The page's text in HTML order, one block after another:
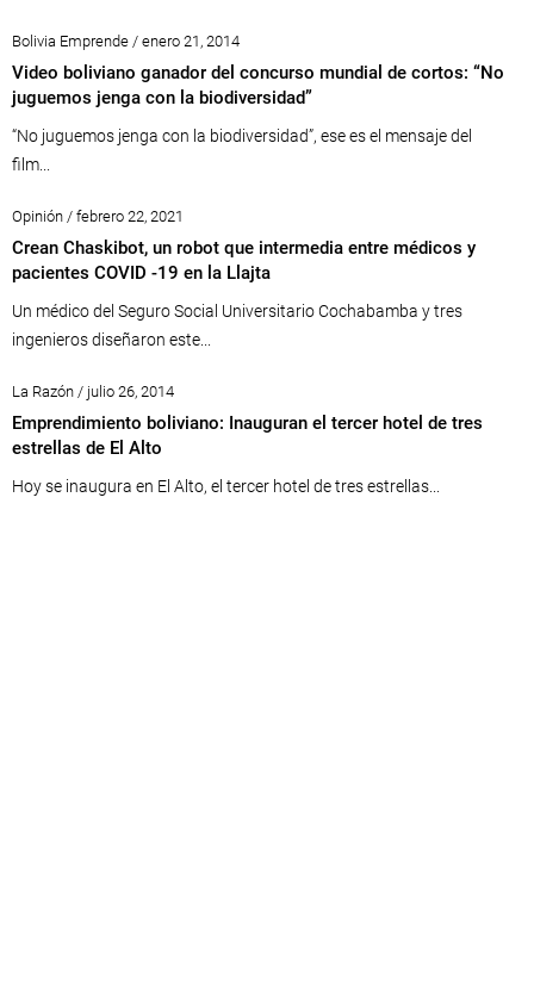
Bolivia Emprende / enero 21, 2014
Video boliviano ganador del concurso mundial de cortos: “No
juguemos jenga con la biodiversidad”
“No juguemos jenga con la biodiversidad”, ese es el mensaje del
film...
Opinión / febrero 22, 2021
Crean Chaskibot, un robot que intermedia entre médicos y
pacientes COVID -19 en la Llajta
Un médico del Seguro Social Universitario Cochabamba y tres
ingenieros diseñaron este...
La Razón / julio 26, 2014
Emprendimiento boliviano: Inauguran el tercer hotel de tres
estrellas de El Alto
Hoy se inaugura en El Alto, el tercer hotel de tres estrellas...